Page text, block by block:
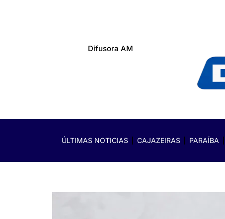
Difusora AM
ÚLTIMAS NOTICIAS CAJAZEIRAS PARAÍBA